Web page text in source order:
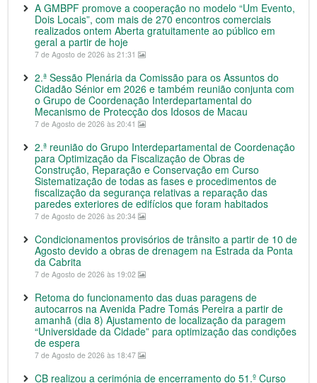
A GMBPF promove a cooperação no modelo “Um Evento,
Dois Locais”, com mais de 270 encontros comerciais
realizados ontem Aberta gratuitamente ao público em
geral a partir de hoje
7 de Agosto de 2026 às 21:31
2.ª Sessão Plenária da Comissão para os Assuntos do
Cidadão Sénior em 2026 e também reunião conjunta com
o Grupo de Coordenação Interdepartamental do
Mecanismo de Protecção dos Idosos de Macau
7 de Agosto de 2026 às 20:41
2.ª reunião do Grupo Interdepartamental de Coordenação
para Optimização da Fiscalização de Obras de
Construção, Reparação e Conservação em Curso
Sistematização de todas as fases e procedimentos de
fiscalização da segurança relativas a reparação das
paredes exteriores de edifícios que foram habitados
7 de Agosto de 2026 às 20:34
Condicionamentos provisórios de trânsito a partir de 10 de
Agosto devido a obras de drenagem na Estrada da Ponta
da Cabrita
7 de Agosto de 2026 às 19:02
Retoma do funcionamento das duas paragens de
autocarros na Avenida Padre Tomás Pereira a partir de
amanhã (dia 8) Ajustamento de localização da paragem
“Universidade da Cidade” para optimização das condições
de espera
7 de Agosto de 2026 às 18:47
CB realizou a cerimónia de encerramento do 51.º Curso